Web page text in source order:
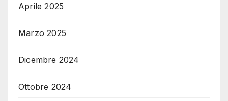
Aprile 2025
Marzo 2025
Dicembre 2024
Ottobre 2024